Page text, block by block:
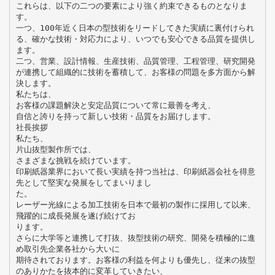
これらは、以下の二つの要素により強く約束できるものとなりま
す。
一つ、100年近く日本の型技術をリードしてきた実績に裏付けられ
る、確かな技術・対応力により、いつでも安心できる品質を提供し
ます。
二つ、営業、設計情報、生産技術、品質管理、工程管理、研究開発
が連携して組織的に技術を蓄積して、お客様の問題を多方面から解
決します。
私たちは、
お客様の課題解決と安定品質について常に最善を考え、
自信と誇りを持って新しい技術・品質をお届けします。
社長挨拶
私たち、
片山抜型製作所では、
さまざまな挑戦を続けています。
印刷紙器業界において長い実績を持つ当社は、印刷紙器会社を得意
先として堅実な発展をしてまいりまし
た。
レーザー光線による加工技術を日本で最初の製作に採用して以来、
飛躍的に成長発展を遂げ続けてお
ります。
さらに大学等と連携して打抜、抜型技術の研究、開発を積極的に進
め取引先企業各社から大いに
期待されております。お客様の利益を何よりも優先し、従来の抜型
のありかたを抜本的に変革していきたい、